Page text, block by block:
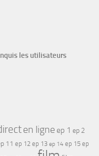
les utilisateurs
en ligne ep 1 ep 2
11 ep 12 ep 13 ep 14 ep 15 ep